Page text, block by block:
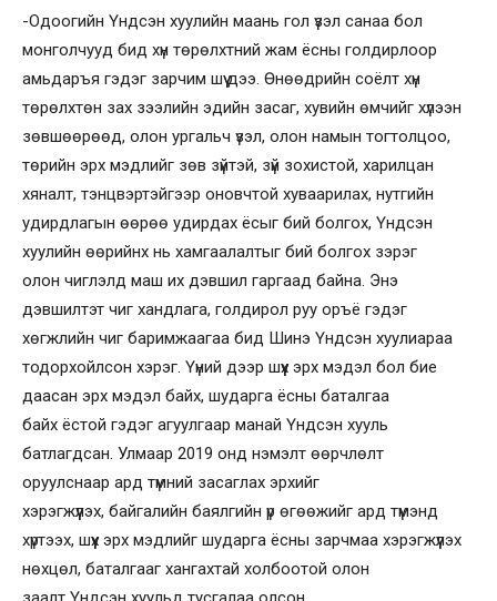
-Одоогийн Үндсэн хуулийн маань гол үзэл санаа бол
монголчууд бид хүн төрөлхтний жам ёсны голдирлоор
амьдаръя гэдэг зарчим шүү дээ. Өнөөдрийн соёлт хүн
төрөлхтөн зах зээлийн эдийн засаг, хувийн өмчийг хүлээн
зөвшөөрөөд, олон ургальч үзэл, олон намын тогтолцоо,
төрийн эрх мэдлийг зөв зүйтэй, зүй зохистой, харилцан
хяналт, тэнцвэртэйгээр оновчтой хуваарилах, нутгийн
удирдлагын өөрөө удирдах ёсыг бий болгох, Үндсэн
хуулийн өөрийнх нь хамгаалалтыг бий болгох зэрэг
олон чиглэлд маш их дэвшил гаргаад байна. Энэ
дэвшилтэт чиг хандлага, голдирол руу оръё гэдэг
хөгжлийн чиг баримжаагаа бид Шинэ Үндсэн хуулиараа
тодорхойлсон хэрэг. Үүний дээр шүүх эрх мэдэл бол бие
даасан эрх мэдэл байх, шударга ёсны баталгаа
байх ёстой гэдэг агуулгаар манай Үндсэн хууль
батлагдсан. Улмаар 2019 онд нэмэлт өөрчлөлт
оруулснаар ард түмний засаглах эрхийг
хэрэгжүүлэх, байгалийн баялгийн үр өгөөжийг ард түмэнд
хүртээх, шүүх эрх мэдлийг шударга ёсны зарчмаа хэрэгжүүлэх
нөхцөл, баталгааг хангахтай холбоотой олон